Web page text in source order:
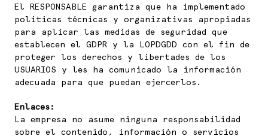
El RESPONSABLE garantiza que ha implementado
políticas técnicas y organizativas apropiadas
para aplicar las medidas de seguridad que
establecen el GDPR y la LOPDGDD con el fin de
proteger los derechos y libertades de los
USUARIOS y les ha comunicado la información
adecuada para que puedan ejercerlos.
Enlaces:
La empresa no asume ninguna responsabilidad
sobre el contenido, información o servicios